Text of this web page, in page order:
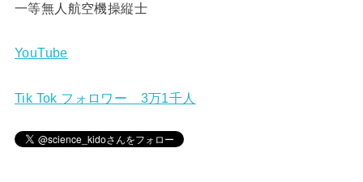
一等無人航空機操縦士
YouTube
Tik Tok フォロワー 3万1千人